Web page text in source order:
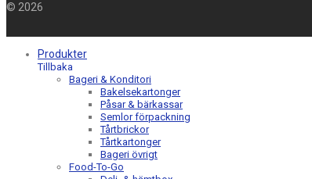
© 2026
Produkter
Tillbaka
Bageri & Konditori
Bakelsekartonger
Påsar & bärkassar
Semlor förpackning
Tårtbrickor
Tårtkartonger
Bageri övrigt
Food-To-Go